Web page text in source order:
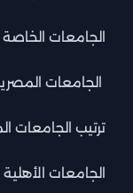
الجامعات
الجامعات
ترتيب الجامعات
الجامعات